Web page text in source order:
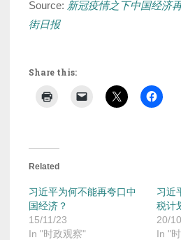
Source: 新冠疫情之下中国经济
街日报
Share this:
Related
习近平为何不能再夸口中
国经济？
15/11/23
In "时政观察"
习近
税计
20/
In "